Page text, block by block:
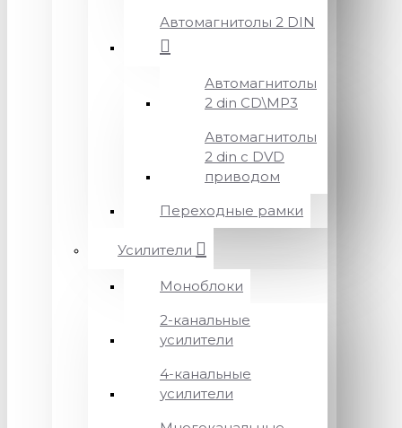
Автомагнитолы 2 DIN
Автомагнитолы
2 din CD\MP3
Автомагнитолы
2 din с DVD
приводом
Переходные рамки
Усилители
Моноблоки
2-канальные
усилители
4-канальные
усилители